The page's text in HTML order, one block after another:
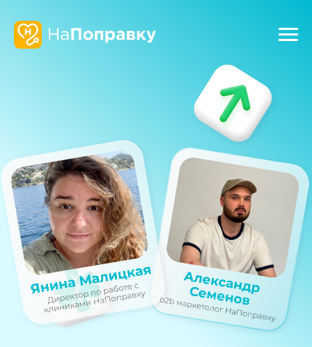
Где искать
пациентов: все
каналы привлечения